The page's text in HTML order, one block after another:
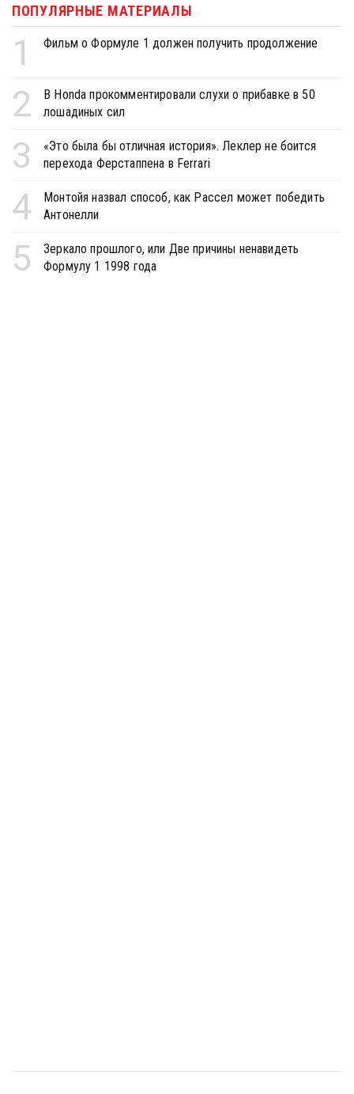
ПОПУЛЯРНЫЕ МАТЕРИАЛЫ
1 Фильм о Формуле 1 должен получить продолжение
2
В Honda прокомментировали слухи о прибавке в 50
лошадиных сил
3
«Это была бы отличная история». Леклер не боится
перехода Ферстаппена в Ferrari
4
Монтойя назвал способ, как Рассел может победить
Антонелли
5
Зеркало прошлого, или Две причины ненавидеть
Формулу 1 1998 года